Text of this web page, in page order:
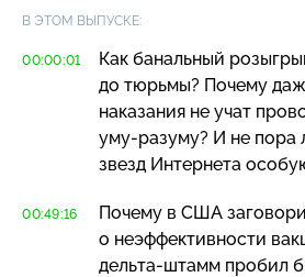
В ЭТОМ ВЫПУСКЕ:
00:00:01
Как банальный
до тюрьмы? Почему
наказания не учат
уму-разуму? И не пора
звезд Интернета
00:49:16
Почему в США
о неэффективности
дельта-штамм пробил